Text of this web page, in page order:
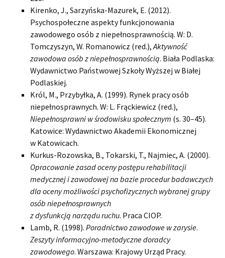
Kirenko, J., Sarzyńska-Mazurek, E. (2012).
Psychospołeczne aspekty funkcjonowania
zawodowego osób z niepełnosprawnością. W: D.
Tomczyszyn, W. Romanowicz (red.),Aktywność
zawodowa osób z niepełnosprawnością. Biała Podlaska:
Wydawnictwo Państwowej Szkoły Wyższej w Białej
Podlaskiej.
Król, M., Przybyłka, A. (1999). Rynek pracy osób
niepełnosprawnych. W: L. Frąckiewicz (red.),
Niepełnosprawni w środowisku społecznym (s. 30–45).
Katowice: Wydawnictwo Akademii Ekonomicznej
w Katowicach.
Kurkus-Rozowska, B., Tokarski, T., Najmiec, A. (2000).
Opracowanie zasad oceny postępu rehabilitacji
medycznej i zawodowej na bazie procedur badawczych
dla oceny możliwości psychofizycznych wybranej grupy
osób niepełnosprawnych
z dysfunkcją narządu ruchu. Praca CIOP.
Lamb, R. (1998). Poradnictwo zawodowe w zarysie.
Zeszyty informacyjno-metodyczne doradcy
zawodowego. Warszawa: Krajowy Urząd Pracy.